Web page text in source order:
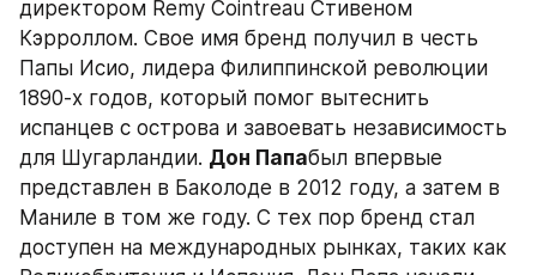
директором Rеmy Cointreau Стивеном
Кэрроллом. Свое имя бренд получил в честь
Папы Исио, лидера Филиппинской революции
1890-х годов, который помог вытеснить
испанцев с острова и завоевать независимость
для Шугарландии. Дон Папабыл впервые
представлен в Баколоде в 2012 году, а затем в
Маниле в том же году. С тех пор бренд стал
доступен на международных рынках, таких как